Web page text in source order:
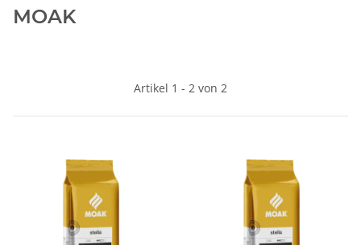
MOAK
Artikel 1 - 2 von 2